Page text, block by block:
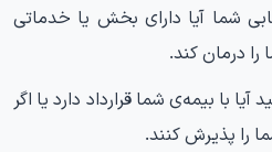
شما آیا دارای بخش یا خدماتی
درمان کند.
با بیمه‌ی شما قرارداد دارد یا اگر
را پذیرش کنند.